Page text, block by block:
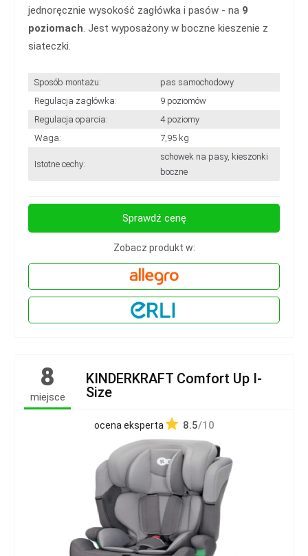
jednoręcznie wysokość zagłówka i pasów - na 9
poziomach. Jest wyposażony w boczne kieszenie z
siateczki.
Sposób montażu:
pas samochodowy
Regulacja zagłówka:
9 poziomów
Regulacja oparcia:
4 poziomy
Waga:
7,95 kg
Istotne cechy:
schowek na pasy, kieszonki
boczne
Sprawdź cenę
Zobacz produkt w:
8
miejsce
KINDERKRAFT Comfort Up I-
Size
ocena eksperta 8.5/10